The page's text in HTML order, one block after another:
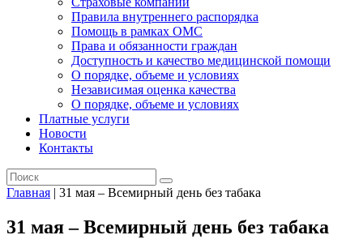
Правила внутреннего распорядка
Помощь в рамках ОМС
Права и обязанности граждан
Доступность и качество медицинской помощи
О порядке, объеме и условиях
Независимая оценка качества
О порядке, объеме и условиях
Платные услуги
Новости
Контакты
Главная | 31 мая – Всемирный день без табака
31 мая – Всемирный день без табака